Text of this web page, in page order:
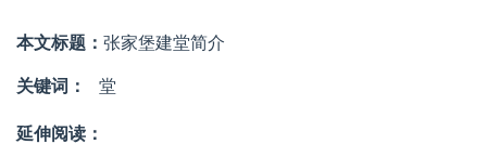
本文标题： 张家堡建堂简介
关键词： 堂
延伸阅读：